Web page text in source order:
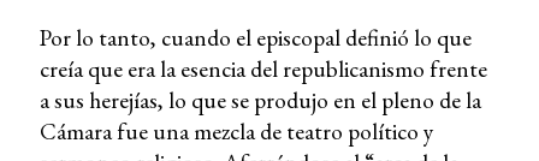
Por lo tanto, cuando el episcopal definió lo que
creía que era la esencia del republicanismo frente
a sus herejías, lo que se produjo en el pleno de la
Cámara fue una mezcla de teatro político y